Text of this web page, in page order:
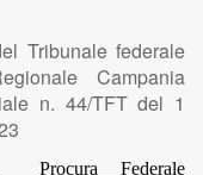
Tribunale federale
Campania
n. 44/TFT del 1
Procura Federale